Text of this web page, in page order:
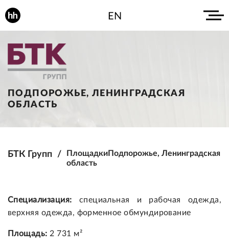
EN
ПОДПОРОЖЬЕ, ЛЕНИНГРАДСКАЯ
ОБЛАСТЬ
БТК Групп ПлощадкиПодпорожье, Ленинградская
область
Специализация: специальная и рабочая одежда,
верхняя одежда, форменное обмундирование
Площадь: 2 731 м²